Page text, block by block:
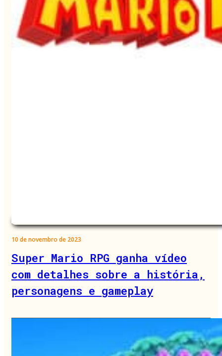
10 de novembro de 2023
Super Mario RPG ganha vídeo
com detalhes sobre a história,
personagens e gameplay